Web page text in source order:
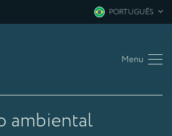
PORTUGUÊS
Menu
ambiental